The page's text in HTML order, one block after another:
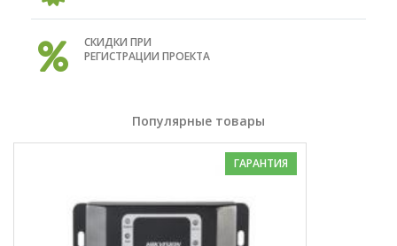
СКИДКИ ПРИ
РЕГИСТРАЦИИ ПРОЕКТА
Популярные товары
ГАРАНТИЯ